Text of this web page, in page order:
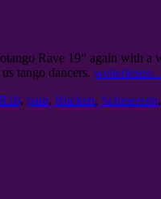
Rave 19“ again with
tango dancers.
, pain, Rücken, Schmerzen,